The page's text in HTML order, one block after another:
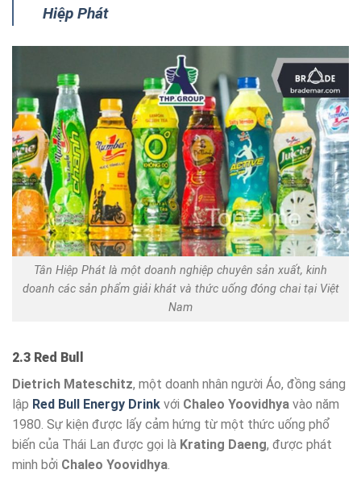
Hiệp Phát
Tân Hiệp Phát là một doanh nghiệp chuyên sản xuất, kinh
doanh các sản phẩm giải khát và thức uống đóng chai tại Việt
Nam
2.3 Red Bull
Dietrich Mateschitz, một doanh nhân người Áo, đồng sáng
lập Red Bull Energy Drink với Chaleo Yoovidhya vào năm
1980. Sự kiện được lấy cảm hứng từ một thức uống phổ
biến của Thái Lan được gọi là Krating Daeng, được phát
minh bởi Chaleo Yoovidhya.